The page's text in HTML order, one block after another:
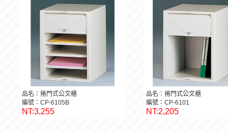
品名：捲門式公文櫃
編號：CP-6105B
NT:3,255
品名：捲門式公文櫃
編號：CP-6101
NT:2,205